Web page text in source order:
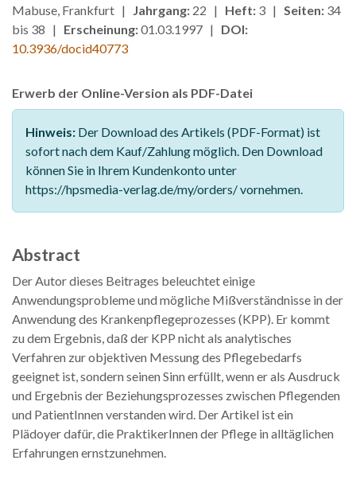
Mabuse, Frankfurt | Jahrgang: 22 | Heft: 3 | Seiten: 34
bis 38 | Erscheinung:01.03.1997 | DOI:
10.3936/docid40773
Erwerb der Online-Version als PDF-Datei
Hinweis: Der Download des Artikels (PDF-Format) ist
sofort nach dem Kauf/Zahlung möglich. Den Download
können Sie in Ihrem Kundenkonto unter
https://hpsmedia-verlag.de/my/orders/ vornehmen.
Abstract
Der Autor dieses Beitrages beleuchtet einige
Anwendungsprobleme und mögliche Mißverständnisse in der
Anwendung des Krankenpflegeprozesses (KPP). Er kommt
zu dem Ergebnis, daß der KPP nicht als analytisches
Verfahren zur objektiven Messung des Pflegebedarfs
geeignet ist, sondern seinen Sinn erfüllt, wenn er als Ausdruck
und Ergebnis der Beziehungsprozesses zwischen Pflegenden
und PatientInnen verstanden wird. Der Artikel ist ein
Plädoyer dafür, die PraktikerInnen der Pflege in alltäglichen
Erfahrungen ernstzunehmen.